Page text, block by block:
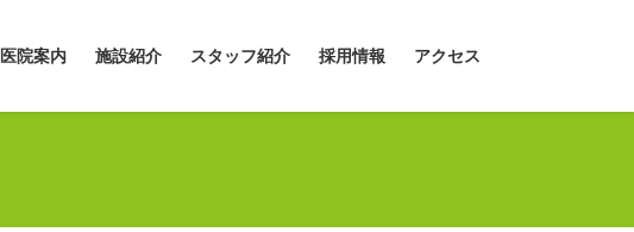
医院案内 施設紹介 スタッフ紹介 採用情報 アクセス